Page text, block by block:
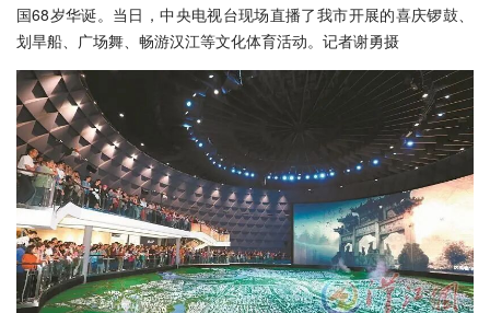
国68岁华诞。当日，中央电视台现场直播了我市开展的喜庆锣鼓、
划旱船、广场舞、畅游汉江等文化体育活动。记者谢勇摄